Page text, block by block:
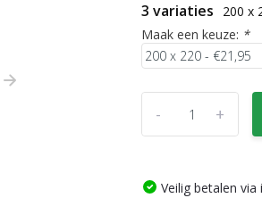
3 variaties
200 x
Maak een keuze: *
+
-
Veilig betalen via